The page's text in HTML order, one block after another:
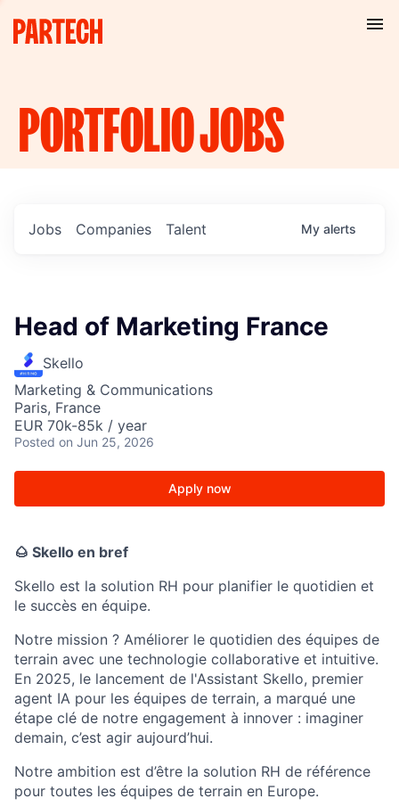
PORTFOLIOJOBS
Jobs Companies Talent My alerts
Head of Marketing France
Skello
Marketing & Communications
Paris, France
EUR 70k-85k / year
Posted on Jun 25, 2026
Apply now
🌰 Skello en bref
Skello est la solution RH pour planifier le quotidien et
le succès en équipe.
Notre mission ? Améliorer le quotidien des équipes de
terrain avec une technologie collaborative et intuitive.
En 2025, le lancement de l'Assistant Skello, premier
agent IA pour les équipes de terrain, a marqué une
étape clé de notre engagement à innover : imaginer
demain, c’est agir aujourd’hui.
Notre ambition est d’être la solution RH de référence
pour toutes les équipes de terrain en Europe.